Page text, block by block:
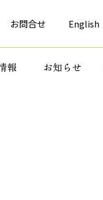
お問合せ English
報 お知らせ